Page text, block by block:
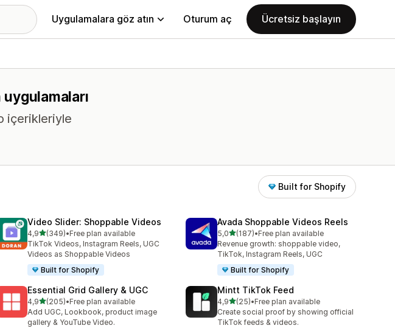
Uygulamalara göz atın Oturum aç Ücretsiz başlayın
içerikleriyle
Built for Shopify
Video Slider: Shoppable Videos
4,95 yıldız üzerinden
(349)
toplam 349 değerlendirme
•Free plan available
TikTok Videos, Instagram Reels, UGC
Videos as Shoppable Videos
Built for Shopify
Avada Shoppable Videos Reels
5,05 yıldız üzerinden
(187)
toplam 187 değerlendirme
•Free plan available
Revenue growth: shoppable video,
TikTok, Instagram Reels, UGC
Built for Shopify
Essential Grid Gallery & UGC
4,95 yıldız üzerinden
(205)
toplam 205 değerlendirme
•Free plan available
Add UGC, Lookbook, product image
gallery & YouTube Video.
Mintt TikTok Feed
4,95 yıldız üzerinden
(25)
toplam 25 değerlendirme
•Free plan available
Create social proof by showing official
TikTok feeds & videos.